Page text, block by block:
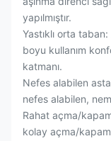
yapılmıştır.
Yastıklı orta
boyu kullanım
katmanı.
Nefes alabilen
nefes alabilen,
Rahat açma/
kolay açma/